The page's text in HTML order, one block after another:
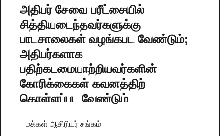
அதிபர் சேவை பரீட்சையில்
சித்தியடைந்தவர்களுக்கு
பாடசாலைகள் வழங்கபட வேண்டும்;
அதிபர்களாக
பதிற்கடமையாற்றியவர்களின்
கோரிக்கைகள் கவனத்திற்
கொள்ளப்பட வேண்டும்
– மக்கள் ஆசிரியர் சங்கம்